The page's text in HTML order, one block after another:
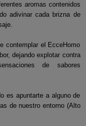
aromas contenidos
adivinar cada brizna de
contemplar el EcceHomo
dejando explotar contra
de sabores
es apuntarte a alguno de
de nuestro entorno (Alto